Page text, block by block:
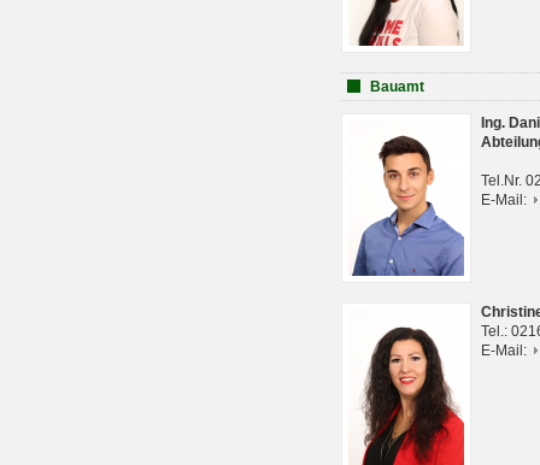
Bauamt
Ing.
Tel.Nr.
E-Mail:
Tel.:
E-Mail: